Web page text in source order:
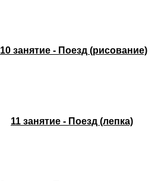
10 занятие - Поезд (рисование)
11 занятие - Поезд (лепка)